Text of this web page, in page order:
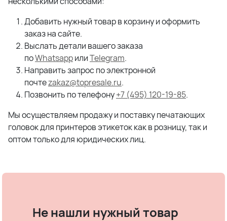
Добавить нужный товар в корзину и оформить
заказ на сайте.
Выслать детали вашего заказа
поWhatsappилиTelegram.
Направить запрос по электронной
почтеzakaz@topresale.ru.
Позвонить по телефону+7 (495) 120-19-85.
Мы осуществляем продажу и поставку печатающих
головок для принтеров этикеток как в розницу, так и
оптом только для юридических лиц.
Не нашли нужный товар